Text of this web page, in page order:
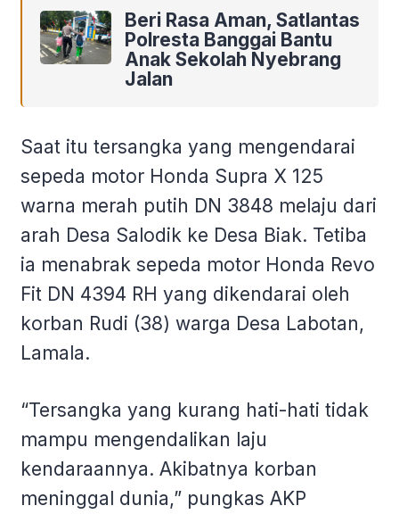
Beri Rasa Aman, Satlantas
Polresta Banggai Bantu
Anak Sekolah Nyebrang
Jalan
Saat itu tersangka yang mengendarai
sepeda motor Honda Supra X 125
warna merah putih DN 3848 melaju dari
arah Desa Salodik ke Desa Biak. Tetiba
ia menabrak sepeda motor Honda Revo
Fit DN 4394 RH yang dikendarai oleh
korban Rudi (38) warga Desa Labotan,
Lamala.
“Tersangka yang kurang hati-hati tidak
mampu mengendalikan laju
kendaraannya. Akibatnya korban
meninggal dunia,” pungkas AKP